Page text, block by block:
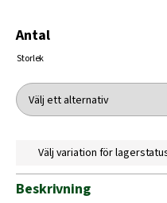
Antal
Storlek
Välj variation för
Beskrivning